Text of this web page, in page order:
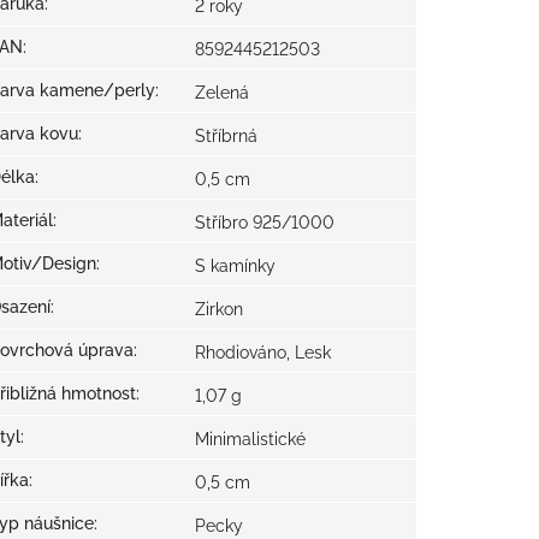
2 roky
: 8592445212503
kamene/perly: Zelená
kovu: Stříbrná
: 0,5 cm
: Stříbro 925/1000
Design: S kamínky
: Zirkon
úprava: Rhodiováno, Lesk
hmotnost: 1,07 g
: Minimalistické
: 0,5 cm
náušnice: Pecky